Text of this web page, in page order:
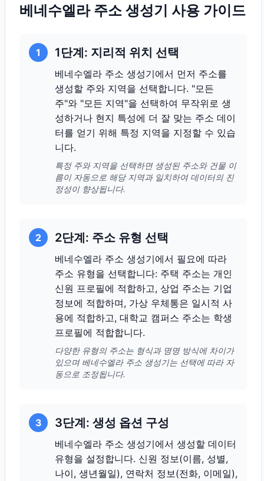
베네수엘라 주소 생성기 사용 가이드
1 1단계: 지리적 위치 선택
베네수엘라 주소 생성기에서 먼저 주소를
생성할 주와 지역을 선택합니다. "모든
주"와 "모든 지역"을 선택하여 무작위로 생
성하거나 현지 특성에 더 잘 맞는 주소 데이
터를 얻기 위해 특정 지역을 지정할 수 있습
니다.
특정 주와 지역을 선택하면 생성된 주소와 건물 이
름이 자동으로 해당 지역과 일치하여 데이터의 진
정성이 향상됩니다.
2 2단계: 주소 유형 선택
베네수엘라 주소 생성기에서 필요에 따라
주소 유형을 선택합니다: 주택 주소는 개인
신원 프로필에 적합하고, 상업 주소는 기업
정보에 적합하며, 가상 우체통은 일시적 사
용에 적합하고, 대학교 캠퍼스 주소는 학생
프로필에 적합합니다.
다양한 유형의 주소는 형식과 명명 방식에 차이가
있으며 베네수엘라 주소 생성기는 선택에 따라 자
동으로 조정됩니다.
3 3단계: 생성 옵션 구성
베네수엘라 주소 생성기에서 생성할 데이터
유형을 설정합니다. 신원 정보(이름, 성별,
나이, 생년월일), 연락처 정보(전화, 이메일),